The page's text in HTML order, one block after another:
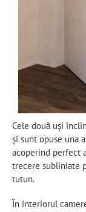
Cele două uși
și sunt opuse una
acoperind perfect
trecere subliniate
tutun.
În interiorul